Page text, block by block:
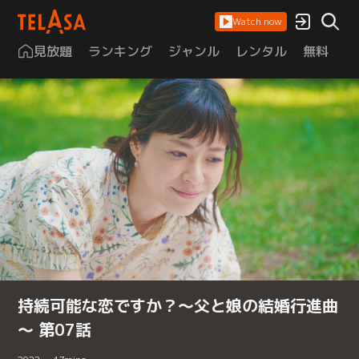
Watch now
見放題 ランキング ジャンル レンタル 無料
持続可能な恋ですか？～父と娘の結婚行進曲
～ 第07話